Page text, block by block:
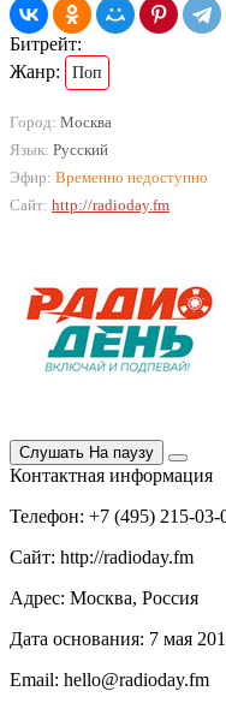
Битрейт:
Жанр:
Поп
Город: Москва
Язык: Русский
Эфир: Временно недоступно
Сайт: http://radioday.fm
Слушать На паузу
Контактная информация
Телефон: +7 (495) 215-03-
Сайт: http://radioday.fm
Адрес: Москва, Россия
Дата основания: 7 мая
Email: hello@radioday.fm